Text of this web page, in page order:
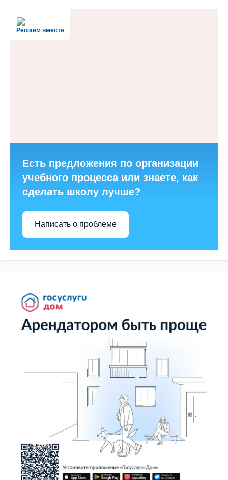
Решаем вместе
Есть предложения по организации
учебного процесса или знаете, как
сделать школу лучше?
Написать о проблеме